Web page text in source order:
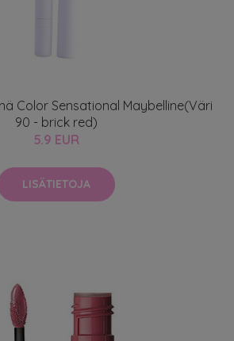
Color Sensational Maybelline(Väri
90 - brick red)
5.9 EUR
LISÄTIETOJA